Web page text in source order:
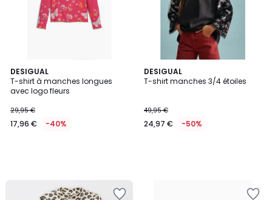
DESIGUAL
T-shirt à manches longues
avec logo fleurs
29,95 €
17,96 € -40%
DESIGUAL
T-shirt manches 3/4 étoiles
49,95 €
24,97 € -50%